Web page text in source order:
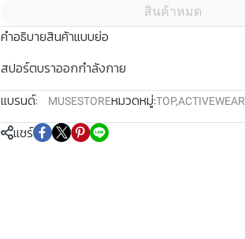
สินค้าหมด
คำอธิบายสินค้าแบบย่อ
สปอร์ตบราออกกำลังกาย
แบรนด์:
MUSESTOREหมวดหมู่:TOP,ACTIVEWEAR
แชร์